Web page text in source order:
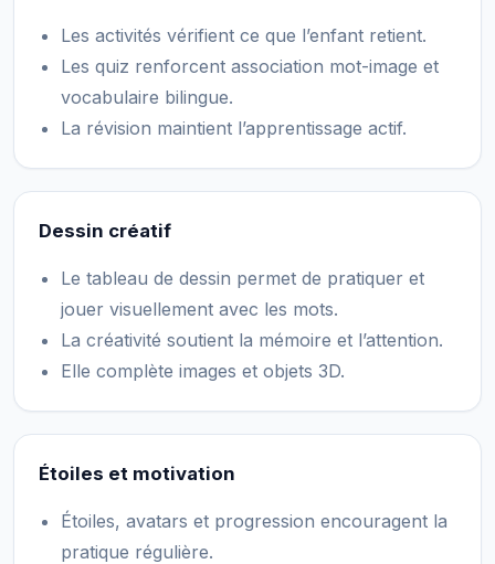
Les activités vérifient ce que l’enfant retient.
Les quiz renforcent association mot-image et
vocabulaire bilingue.
La révision maintient l’apprentissage actif.
Dessin créatif
Le tableau de dessin permet de pratiquer et
jouer visuellement avec les mots.
La créativité soutient la mémoire et l’attention.
Elle complète images et objets 3D.
Étoiles et motivation
Étoiles, avatars et progression encouragent la
pratique régulière.